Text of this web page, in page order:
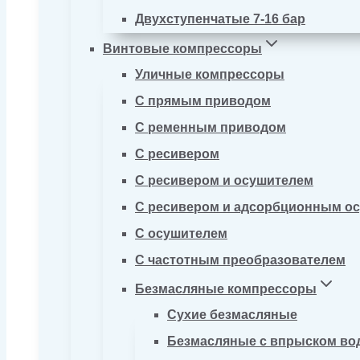
Двухступенчатые 7-16 бар
Винтовые компрессоры
Уличные компрессоры
С прямым приводом
С ременным приводом
С ресивером
С ресивером и осушителем
С ресивером и адсорбционным
С осушителем
С частотным преобразователем
Безмасляные компрессоры
Сухие безмасляные
Безмасляные с впрыском